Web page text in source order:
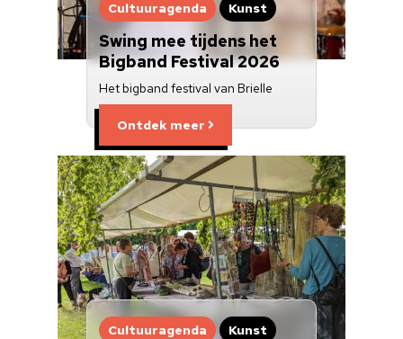
Cultuuragenda Kunst
Swing mee tijdens het
Bigband Festival 2026
Het bigband festival van Brielle
Ontdek meer
Cultuuragenda Kunst